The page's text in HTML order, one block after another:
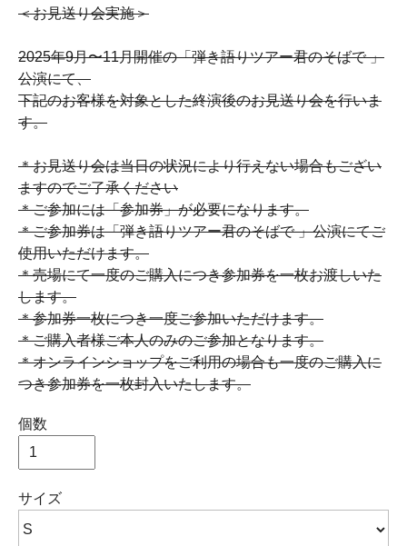
＜お見送り会実施＞
2025年9月〜11月開催の「弾き語りツアー君のそばで 」
公演にて、
下記のお客様を対象とした終演後のお見送り会を行いま
す。
＊お見送り会は当日の状況により行えない場合もござい
ますのでご了承ください
＊ご参加には「参加券」が必要になります。
＊ご参加券は「弾き語りツアー君のそばで 」公演にてご
使用いただけます。
＊売場にて一度のご購入につき参加券を一枚お渡しいた
します。
＊参加券一枚につき一度ご参加いただけます。
＊ご購入者様ご本人のみのご参加となります。
＊オンラインショップをご利用の場合も一度のご購入に
つき参加券を一枚封入いたします。
個数
サイズ